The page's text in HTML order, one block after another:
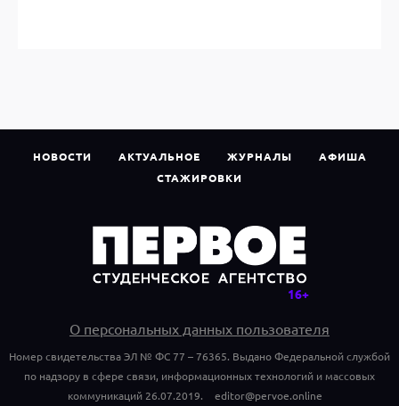
НОВОСТИ АКТУАЛЬНОЕ ЖУРНАЛЫ
АФИША
СТАЖИРОВКИ
О персональных данных пользователя
Номер свидетельства ЭЛ № ФС 77 – 76365. Выдано Федеральной службой
по надзору в сфере связи, информационных технологий и массовых
коммуникаций 26.07.2019.
editor@pervoe.online